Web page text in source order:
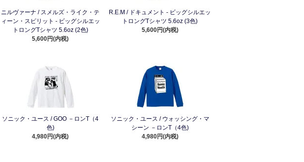
ニルヴァーナ / スメルズ・ライク・テ
ィーン・スピリット - ビッグシルエッ
トロングTシャツ 5.6oz (2色)
5,600円(内税)
R.E.M / ドキュメント - ビッグシルエッ
トロングTシャツ 5.6oz (3色)
5,600円(内税)
ソニック・ユース / GOO －ロンT（4
色)
4,980円(内税)
ソニック・ユース / ウォッシング・マ
シーン －ロンT（4色)
4,980円(内税)